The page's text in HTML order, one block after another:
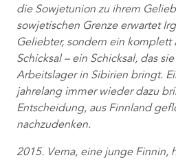
die Sowjetunion zu ihrem
sowjetischen Grenze erwartet
Geliebter, sondern ein komplett
Schicksal – ein Schicksal, das
Arbeitslager in Sibirien bringt.
jahrelang immer wieder dazu
Entscheidung, aus Finnland
nachzudenken.
2015. Verna, eine junge Finnin,